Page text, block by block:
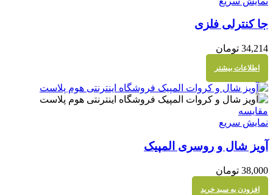
جا کنترلی فلزی
34,214 تومان
اطلاعات بیشتر
مقايسه
نمایش سریع
آویز شال و روسری المپیک
38,000 تومان
افزودن به سبد خرید